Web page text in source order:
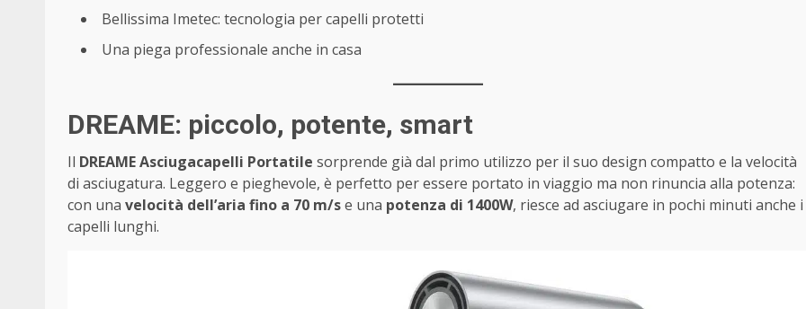
Bellissima Imetec: tecnologia per capelli protetti
Una piega professionale anche in casa
DREAME: piccolo, potente, smart
Il DREAME Asciugacapelli Portatile sorprende già dal primo utilizzo per il suo design compatto e la velocità
di asciugatura. Leggero e pieghevole, è perfetto per essere portato in viaggio ma non rinuncia alla potenza:
con una velocità dell’aria fino a 70 m/se una potenza di 1400W, riesce ad asciugare in pochi minuti anche i
capelli lunghi.